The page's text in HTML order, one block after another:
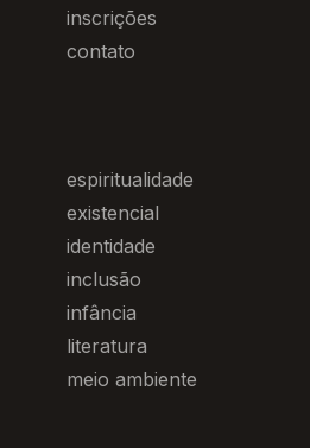
inscrições
contato
espiritualidade
existencial
identidade
inclusão
infância
literatura
meio ambiente